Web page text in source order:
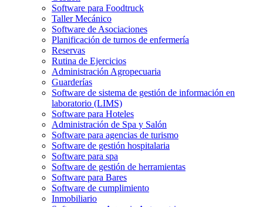
Software para Foodtruck
Taller Mecánico
Software de Asociaciones
Planificación de turnos de enfermería
Reservas
Rutina de Ejercicios
Administración Agropecuaria
Guarderías
Software de sistema de gestión de información en
laboratorio (LIMS)
Software para Hoteles
Administración de Spa y Salón
Software para agencias de turismo
Software de gestión hospitalaria
Software para spa
Software de gestión de herramientas
Software para Bares
Software de cumplimiento
Inmobiliario